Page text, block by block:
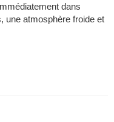
dans
une atmosphère froide et